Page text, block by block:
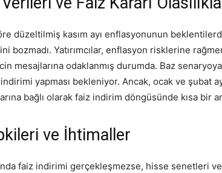
düzeltilmiş kasım ayı enflasyonunun
bozmadı. Yatırımcılar, enflasyon risklerine
mesajlarına odaklanmış durumda. Baz
indirimi yapması bekleniyor. Ancak, ocak ve şubat
bağlı olarak faiz indirim döngüsünde kısa bir
ve İhtimaller
faiz indirimi gerçekleşmezse, hisse senetleri